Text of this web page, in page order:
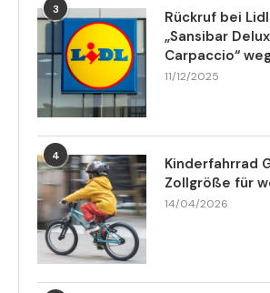
3
Rückruf bei
„Sansibar
Carpaccio“
11/12/2025
4
Kinderfahrrad
Zollgröße für
14/04/2026